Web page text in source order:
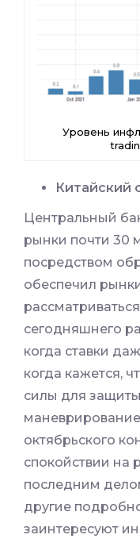
Уровень
Китайский
Центральный
рынки почти 30
посредством
обеспечил
сегодняшнего
когда ставки
когда кажется,
силы для
октябрьского
спокойствии на
последним
другие
заинтересуют